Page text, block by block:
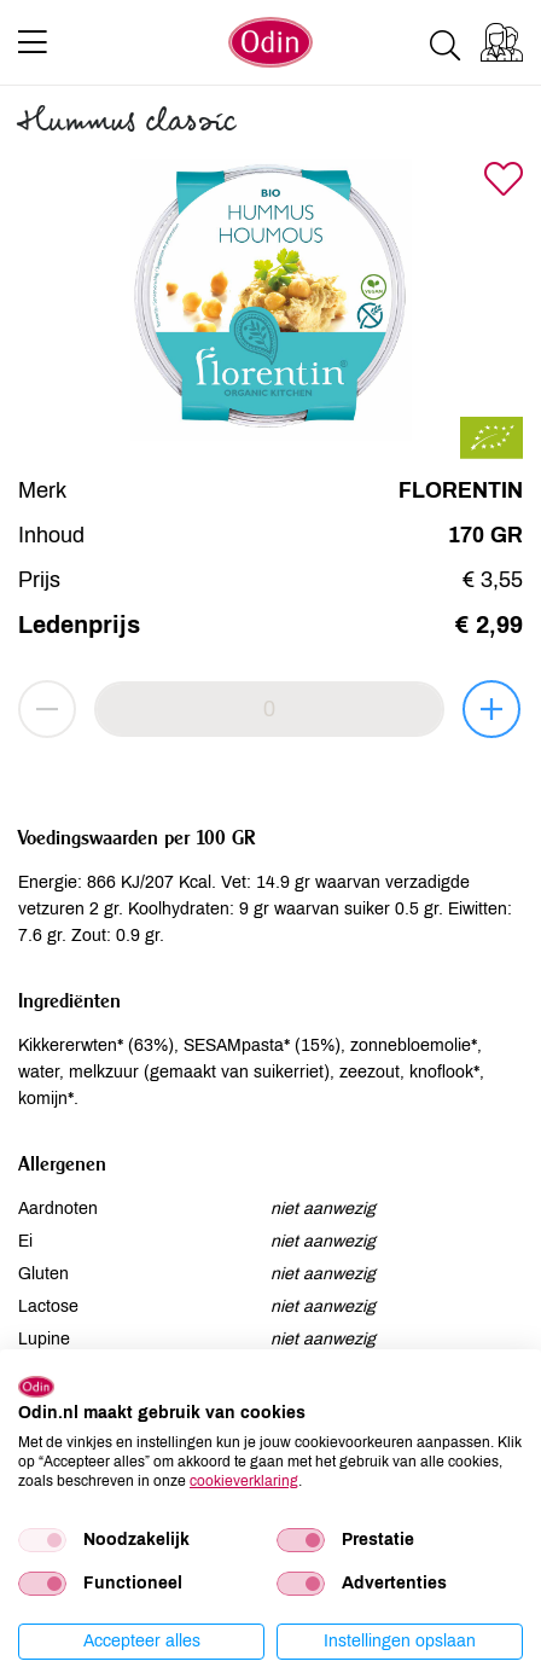
Hummus classic
Merk
FLORENTIN
Inhoud
170 GR
Prijs
€ 3,55
Ledenprijs € 2,99
Voedingswaarden per 100 GR
Energie: 866 KJ/207 Kcal. Vet: 14.9 gr waarvan verzadigde
vetzuren 2 gr. Koolhydraten: 9 gr waarvan suiker 0.5 gr. Eiwitten:
7.6 gr. Zout: 0.9 gr.
Ingrediënten
Kikkererwten* (63%), SESAMpasta* (15%), zonnebloemolie*,
water, melkzuur (gemaakt van suikerriet), zeezout, knoflook*,
komijn*.
Allergenen
Aardnoten
niet aanwezig
Ei
niet aanwezig
Gluten
niet aanwezig
Lactose
niet aanwezig
Lupine
niet aanwezig
Mosterd
Noten
niet aanwezig
Schaaldieren
niet aanwezig
Selderij
niet aanwezig
Soja
niet aanwezig
Weekdieren
niet aanwezig
Zwaveldioxide / sulfieten
niet aanwezig
Odin.nl maakt gebruik van cookies
Met de vinkjes en instellingen kun je jouw cookievoorkeuren aanpassen. Klik
op “Accepteer alles” om akkoord te gaan met het gebruik van alle cookies,
zoals beschreven in onze cookieverklaring
Noodzakelijk Prestatie
Functioneel Advertenties
Accepteer alles Instellingen opslaan